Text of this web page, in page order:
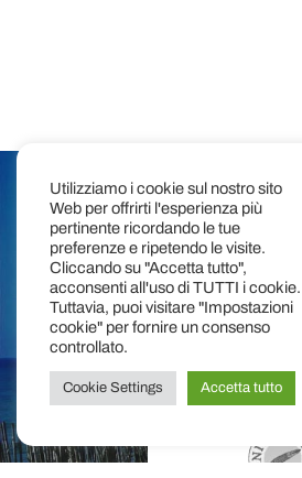
Utilizziamo i cookie sul nostro sito
Web per offrirti l'esperienza più
pertinente ricordando le tue
preferenze e ripetendo le visite.
Cliccando su "Accetta tutto",
acconsenti all'uso di TUTTI i cookie.
Tuttavia, puoi visitare "Impostazioni
cookie" per fornire un consenso
controllato.
Cookie Settings Accetta tutto